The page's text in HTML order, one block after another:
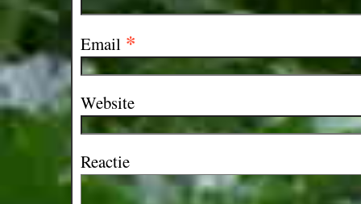
Email *
Website
Reactie